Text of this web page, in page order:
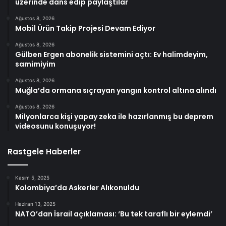
Ağustos 8, 2026
Mobil Ürün Takip Projesi Devam Ediyor
Ağustos 8, 2026
Gülben Ergen abonelik sistemini açtı: Ev halimdeyim,
samimiyim
Ağustos 8, 2026
Muğla’da ormana sıçrayan yangın kontrol altına alındı
Ağustos 8, 2026
Milyonlarca kişi yapay zeka ile hazırlanmış bu deprem
videosunu konuşuyor!
Rastgele Haberler
Kasım 5, 2025
Kolombiya’da Askerler Alıkonuldu
Haziran 13, 2025
NATO’dan İsrail açıklaması: ‘Bu tek taraflı bir eylemdi’